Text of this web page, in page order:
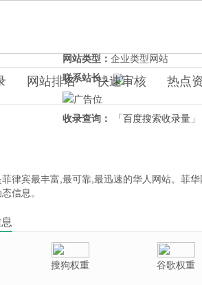
网站排名 快速审核 热点
网站类型：企业类型网站
联系站长：
收录查询： 「百度搜索收录量」
律宾最丰富,最可靠,最迅速的华人网站。菲
信息。
搜狗权重 谷歌权重